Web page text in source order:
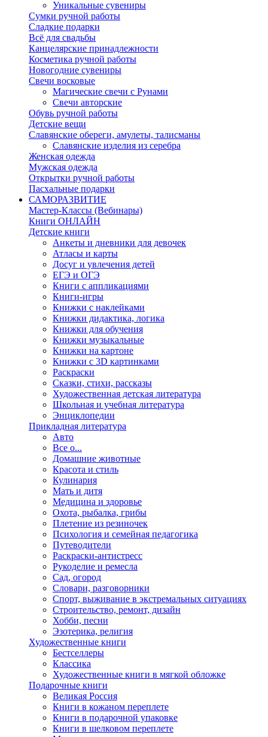
Уникальные сувениры
Сумки ручной работы
Сладкие подарки
Всё для свадьбы
Канцелярские принадлежности
Косметика ручной работы
Новогодние сувениры
Свечи восковые
Магические свечи с Рунами
Свечи авторские
Обувь ручной работы
Детские вещи
Славянские обереги, амулеты, талисманы
Славянские изделия из серебра
Женская одежда
Мужская одежда
Открытки ручной работы
Пасхальные подарки
САМОРАЗВИТИЕ
Мастер-Классы (Вебинары)
Книги ОНЛАЙН
Детские книги
Анкеты и дневники для девочек
Атласы и карты
Досуг и увлечения детей
ЕГЭ и ОГЭ
Книги с аппликациями
Книги-игры
Книжки c наклейками
Книжки дидактика, логика
Книжки для обучения
Книжки музыкальные
Книжки на картоне
Книжки с 3D картинками
Раскраски
Сказки, стихи, рассказы
Художественная детская литература
Школьная и учебная литература
Энциклопедии
Прикладная литература
Авто
Все о...
Домашние животные
Красота и стиль
Кулинария
Мать и дитя
Медицина и здоровье
Охота, рыбалка, грибы
Плетение из резиночек
Психология и семейная педагогика
Путеводители
Раскраски-антистресс
Рукоделие и ремесла
Сад, огород
Словари, разговорники
Спорт, выживание в экстремальных ситуациях
Строительство, ремонт, дизайн
Хобби, песни
Эзотерика, религия
Художественные книги
Бестселлеры
Классика
Художественные книги в мягкой обложке
Подарочные книги
Великая Россия
Книги в кожаном переплете
Книги в подарочной упаковке
Книги в шелковом переплете